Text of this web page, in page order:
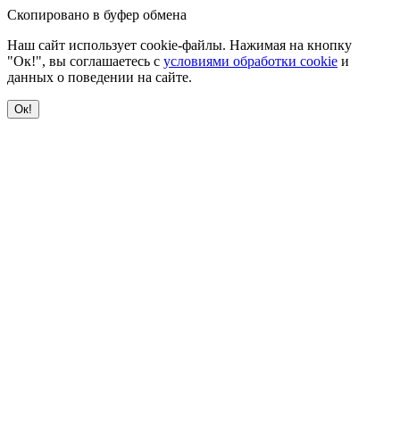
Скопировано в буфер обмена
Наш сайт использует cookie-файлы. Нажимая на кнопку
"Ок!", вы соглашаетесь с условиями обработки cookie и
данных о поведении на сайте.
Ок!